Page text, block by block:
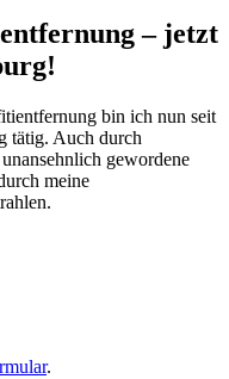
– jetzt
bin ich nun seit
tätig. Auch durch
gewordene
meine
.